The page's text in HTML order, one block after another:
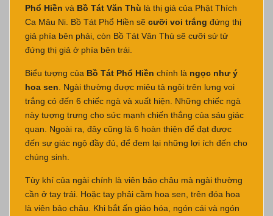
Phổ Hiền và Bồ Tát Văn Thù là thị giả của Phật Thích
Ca Mâu Ni. Bồ Tát Phổ Hiền sẽ cưỡi voi trắng đứng thị
giả phía bên phải, còn Bồ Tát Văn Thù sẽ cưỡi sử tử
đứng thị giả ở phía bên trái.
Biểu tượng của Bồ Tát Phổ Hiền chính là ngọc như ý
hoa sen. Ngài thường được miêu tả ngôi trên lưng voi
trắng có đến 6 chiếc ngà và xuất hiện. Những chiếc ngà
này tượng trưng cho sức mạnh chiến thắng của sáu giác
quan. Ngoài ra, đây cũng là 6 hoàn thiện để đạt được
đến sự giác ngộ đầy đủ, để đem lại những lợi ích đến cho
chúng sinh.
Tùy khí của ngài chính là viên bảo châu mà ngài thường
cần ở tay trái. Hoặc tay phải cầm hoa sen, trên đóa hoa
là viên bảo châu. Khi bắt ấn giáo hóa, ngón cái và ngón